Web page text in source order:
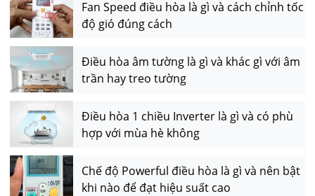
Fan Speed điều hòa là gì và cách chỉnh tốc
độ gió đúng cách
Điều hòa âm tường là gì và khác gì với âm
trần hay treo tường
Điều hòa 1 chiều Inverter là gì và có phù
hợp với mùa hè không
Chế độ Powerful điều hòa là gì và nên bật
khi nào để đạt hiệu suất cao